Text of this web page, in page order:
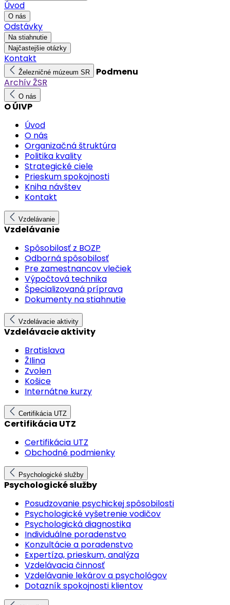
Úvod
O nás
Odstávky
Na stiahnutie
Najčastejšie otázky
Kontakt
Železničné múzeum SR
Podmenu
Archív ŽSR
O nás
O ÚIVP
Úvod
O nás
Organizačná štruktúra
Politika kvality
Strategické ciele
Prieskum spokojnosti
Kniha návštev
Kontakt
Vzdelávanie
Vzdelávanie
Spôsobilosť z BOZP
Odborná spôsobilosť
Pre zamestnancov vlečiek
Výpočtová technika
Špecializovaná príprava
Dokumenty na stiahnutie
Vzdelávacie aktivity
Vzdelávacie aktivity
Bratislava
ŽIlina
Zvolen
Košice
Internátne kurzy
Certifikácia UTZ
Certifikácia UTZ
Certifikácia UTZ
Obchodné podmienky
Psychologické služby
Psychologické služby
Posudzovanie psychickej spôsobilosti
Psychologické vyšetrenie vodičov
Psychologická diagnostika
Individuálne poradenstvo
Konzultácie a poradenstvo
Expertíza, prieskum, analýza
Vzdelávacia činnosť
Vzdelávanie lekárov a psychológov
Dotazník spokojnosti klientov